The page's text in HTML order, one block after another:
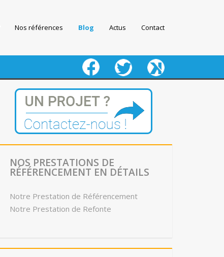
Nos références Blog Actus Contact
fb twitter keeg
NOS PRESTATIONS DE
RÉFÉRENCEMENT EN DÉTAILS
Notre Prestation de Référencement
Notre Prestation de Refonte